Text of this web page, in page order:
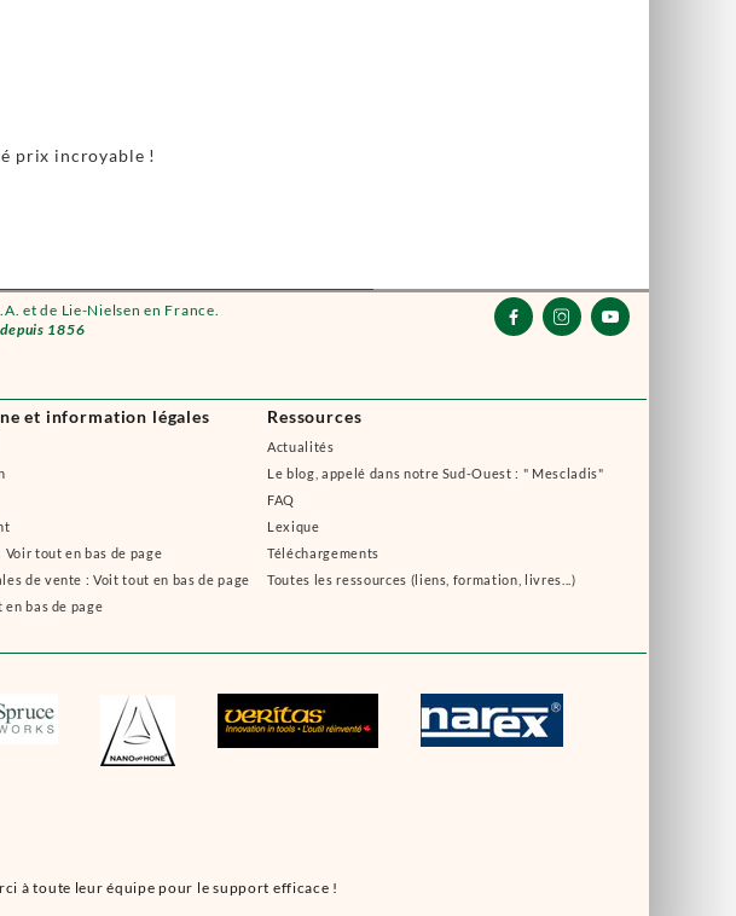
et de Lie-Nielsen en France.
1856
et information légales
tout en bas de page
de vente : Voit tout en bas de page
bas de page
Ressources
Actualités
Le blog, appelé dans notre Sud-Ouest : " Mescladis"
FAQ
Lexique
Téléchargements
Toutes les ressources (liens, formation, livres...)
à toute leur équipe pour le support efficace !
  
prix incroyable !